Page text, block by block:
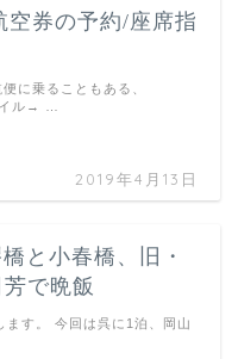
券の予約/座席指
2019年4月13日
に乗ることもある、
ル→ …
と小春橋、旧・
で晩飯
す。 今回は呉に1泊、岡山